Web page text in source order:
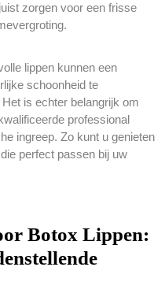
zorgen voor een frisse
lippen kunnen een
schoonheid te
is echter belangrijk om
professional
ingreep. Zo kunt u genieten
perfect passen bij uw
Botox Lippen: